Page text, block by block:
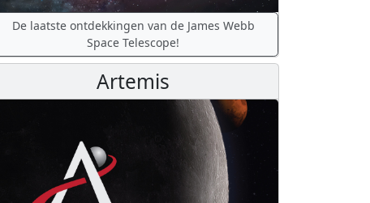
De laatste ontdekkingen van de James Webb
Space Telescope!
Artemis